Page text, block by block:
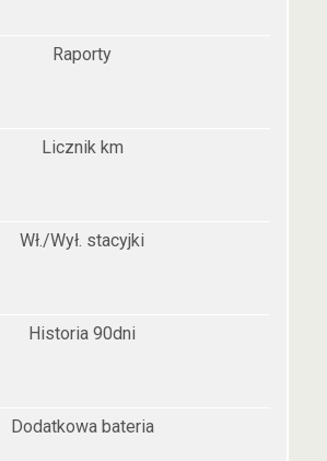
Raporty
Licznik km
Wł./Wył. stacyjki
Historia 90dni
Dodatkowa bateria